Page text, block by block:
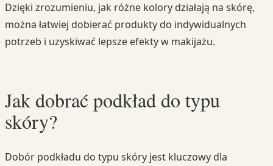
Dzięki zrozumieniu, jak różne kolory działają na skórę,
można łatwiej dobierać produkty do indywidualnych
potrzeb i uzyskiwać lepsze efekty w makijażu.
Jak dobrać podkład do typu
skóry?
Dobór podkładu do typu skóry jest kluczowy dla